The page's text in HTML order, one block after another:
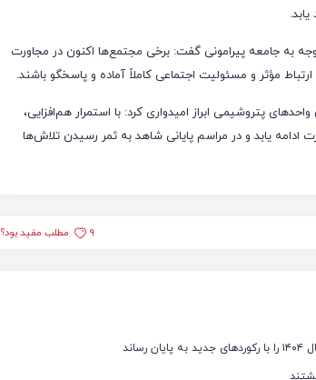
به جامعه پیرامونی گفت: برخی مجتمع‌ها اکنون در مجاورت
مؤثر و مسئولیت اجتماعی کاملاً آماده و پاسخگو باشند.
واحدهای پتروشیمی ابراز امیدواری کرد: با استمرار هم‌افزایی،
یابد و در مراسم پایانی شاهد به ثمر رسیدن تلاش‌ها
9 مطلب مفید بود؟